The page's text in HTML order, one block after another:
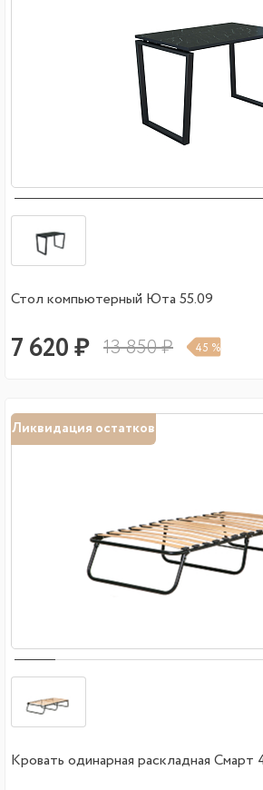
Стол компьютерный Юта 55.09
7 620 ₽ 13 850 ₽ 45 %
Ликвидация остатков
Кровать одинарная раскладная Смарт